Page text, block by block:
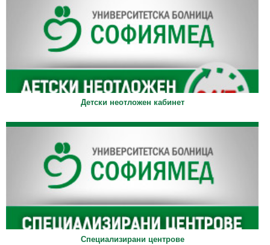
Детски неотложен кабинет
Специализирани центрове